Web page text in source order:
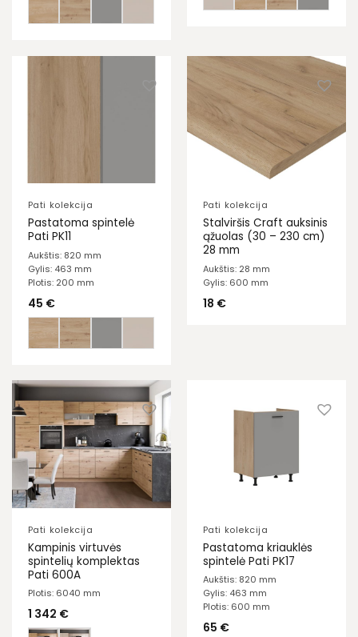
Pati kolekcija
Pastatoma spintelė
Pati PK11
Aukštis: 820 mm
Gylis: 463 mm
Plotis: 200 mm
45 €
Pati kolekcija
Stalviršis Craft auksinis
ąžuolas (30 – 230 cm)
28 mm
Aukštis: 28 mm
Gylis: 600 mm
18 €
Pati kolekcija
Kampinis virtuvės
spintelių komplektas
Pati 600A
Plotis: 6040 mm
1 342 €
Pati kolekcija
Pastatoma kriauklės
spintelė Pati PK17
Aukštis: 820 mm
Gylis: 463 mm
Plotis: 600 mm
65 €